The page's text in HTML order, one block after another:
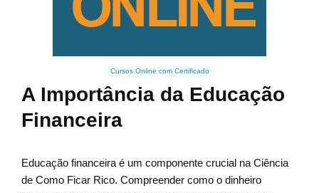
Cursos Online com Certificado
A Importância da Educação
Financeira
Educação financeira é um componente crucial na Ciência
de Como Ficar Rico. Compreender como o dinheiro